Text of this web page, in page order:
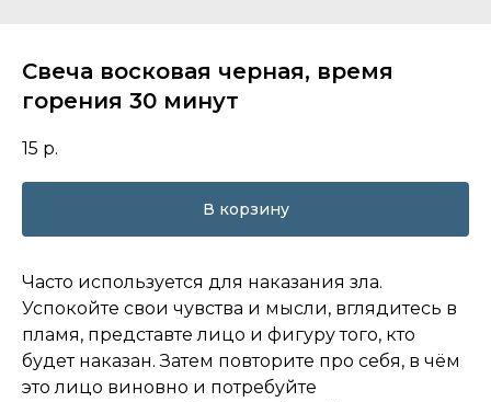
Свеча восковая черная, время
горения 30 минут
15 р.
В корзину
Часто используется для наказания зла.
Успокойте свои чувства и мысли, вглядитесь в
пламя, представте лицо и фигуру того, кто
будет наказан. Затем повторите про себя, в чём
это лицо виновно и потребуйте